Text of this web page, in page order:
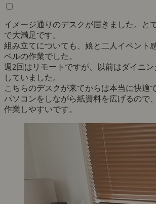
イメージ通りのデスクが届きました。と
で大満足です。
組み立てについても、娘と二人イベント
ベルの作業でした。
週2回はリモートですが、以前はダイニ
していました。
こちらのデスクが来てからは本当に快適で
パソコンをしながら紙資料を広げるので
作業しやすいです。